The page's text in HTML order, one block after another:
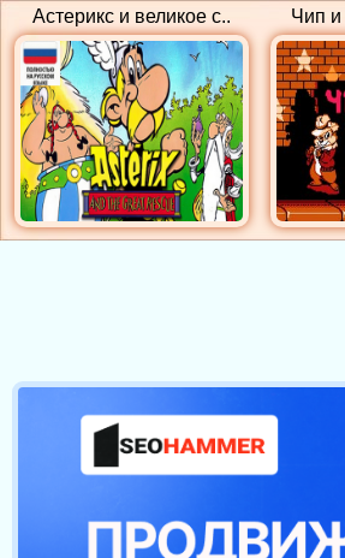
Астерикс и великое с.. Чип и